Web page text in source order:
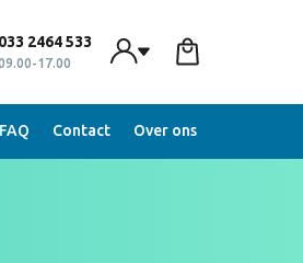
033 2464 533
17.00
FAQ Contact Over ons